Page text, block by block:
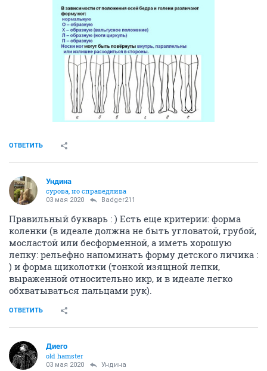
ОТВЕТИТЬ
Ундинa
сурова, но справедлива
03 мая 2020 Badger211
Правильный букварь : ) Есть еще критерии: форма
коленки (в идеале должна не быть угловатой, грубой,
мосластой или бесформенной, а иметь хорошую
лепку: рельефно напоминать форму детского личика :
) и форма щиколотки (тонкой изящной лепки,
выраженной относительно икр, и в идеале легко
обхватываться пальцами рук).
ОТВЕТИТЬ
Диего
old hamster
03 мая 2020 Ундинa